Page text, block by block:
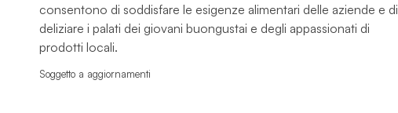
consentono di soddisfare le esigenze alimentari delle aziende e di
deliziare i palati dei giovani buongustai e degli appassionati di
prodotti locali.
Soggetto a aggiornamenti